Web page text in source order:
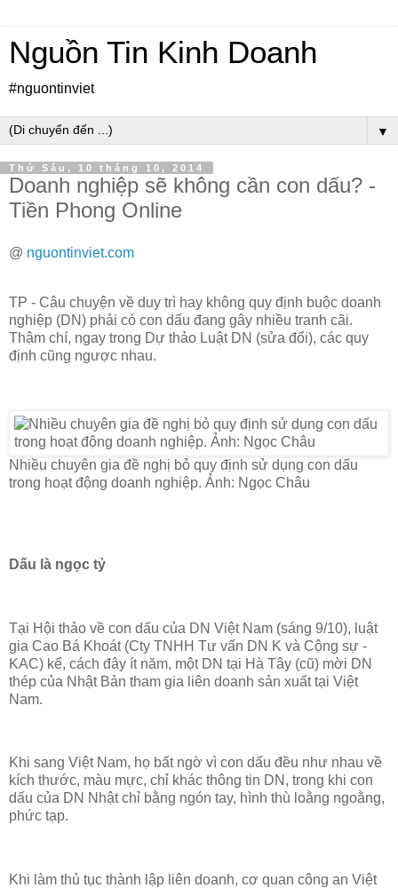
Nguồn Tin Kinh Doanh
#nguontinviet
▼
Thứ Sáu, 10 tháng 10, 2014
Doanh nghiệp sẽ không cần con dấu? -
Tiền Phong Online
@ nguontinviet.com
TP - Câu chuyện về duy trì hay không quy định buộc doanh
nghiệp (DN) phải có con dấu đang gây nhiều tranh cãi.
Thậm chí, ngay trong Dự thảo Luật DN (sửa đổi), các quy
định cũng ngược nhau.
Nhiều chuyên gia đề nghị bỏ quy định sử dụng con dấu
trong hoạt động doanh nghiệp. Ảnh: Ngọc Châu
Dấu là ngọc tỷ
Tại Hội thảo về con dấu của DN Việt Nam (sáng 9/10), luật
gia Cao Bá Khoát (Cty TNHH Tư vấn DN K và Cộng sự -
KAC) kể, cách đây ít năm, một DN tại Hà Tây (cũ) mời DN
thép của Nhật Bản tham gia liên doanh sản xuất tại Việt
Nam.
Khi sang Việt Nam, họ bất ngờ vì con dấu đều như nhau về
kích thước, màu mực, chỉ khác thông tin DN, trong khi con
dấu của DN Nhật chỉ bằng ngón tay, hình thù loằng ngoằng,
phức tạp.
Khi làm thủ tục thành lập liên doanh, cơ quan công an Việt